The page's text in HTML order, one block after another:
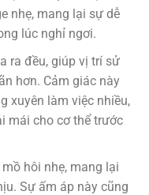
nhẹ, mang lại sự dễ
lúc nghỉ ngơi.
ra đều, giúp vị trí sử
hơn. Cảm giác này
xuyên làm việc nhiều,
mái cho cơ thể trước
hôi nhẹ, mang lại
Sự ấm áp này cũng